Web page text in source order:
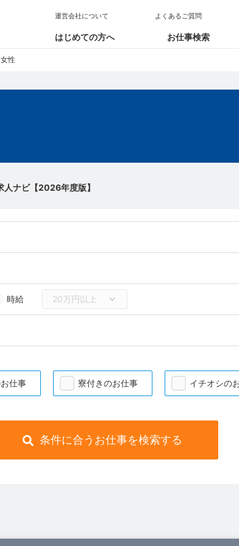
はじめての方へ お仕事検索
運営会社について よくあるご質問
性
ナビ【2026年度版】
時給
仕事 寮付きのお仕事 イチオシの
条件に合うお仕事を検索する